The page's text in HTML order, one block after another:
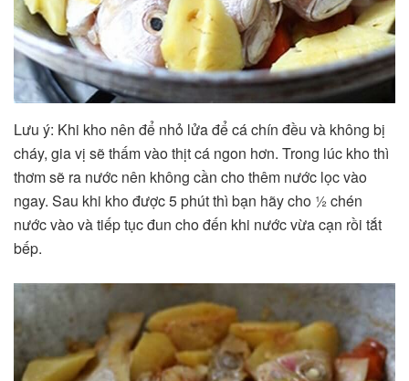
Lưu ý: Khi kho nên để nhỏ lửa để cá chín đều và không bị
cháy, gia vị sẽ thấm vào thịt cá ngon hơn. Trong lúc kho thì
thơm sẽ ra nước nên không cần cho thêm nước lọc vào
ngay. Sau khi kho được 5 phút thì bạn hãy cho ½ chén
nước vào và tiếp tục đun cho đến khi nước vừa cạn rồi tắt
bếp.